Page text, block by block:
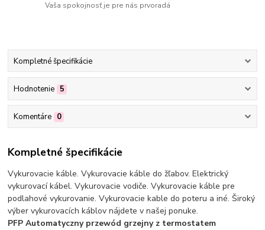
Vaša spokojnosť je pre nás prvoradá
Kompletné špecifikácie
Hodnotenie 5
Komentáre 0
Kompletné špecifikácie
Vykurovacie káble. Vykurovacie káble do žľabov. Elektrický
vykurovací kábel. Vykurovacie vodiče. Vykurovacie káble pre
podlahové vykurovanie. Vykurovacie kable do poteru a iné. Široký
výber vykurovacích káblov nájdete v našej ponuke.
PFP Automatyczny przewód grzejny z termostatem